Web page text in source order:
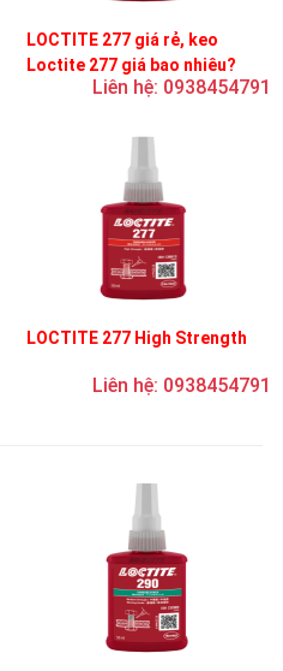
LOCTITE 277 giá rẻ, keo
Loctite 277 giá bao nhiêu?
Liên hệ: 0938454791
LOCTITE 277 High Strength
Liên hệ: 0938454791